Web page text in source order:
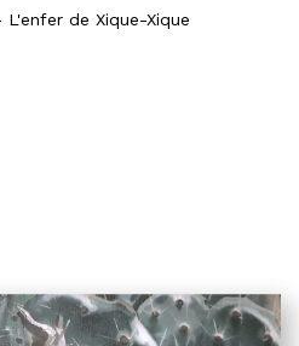
de Xique-Xique